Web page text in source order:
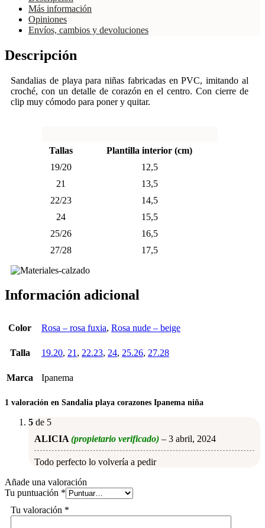
Más información
Opiniones
Envíos, cambios y devoluciones
Descripción
Sandalias de playa para niñas fabricadas en PVC, imitando al
croché, con un detalle de corazón en el centro. Con cierre de
clip muy cómodo para poner y quitar.
Tallas
Plantilla interior (cm)
19/20
12,5
21
13,5
22/23
14,5
24
15,5
25/26
16,5
27/28
17,5
Información adicional
Color Rosa – rosa fuxia, Rosa nude – beige
Talla 19.20, 21 , 22.23, 24, 25.26, 27.28
Marca Ipanema
1 valoración en Sandalia playa corazones Ipanema niña
5 de 5
ALICIA (propietario verificado) – 3 abril, 2024
Todo perfecto lo volvería a pedir
Añade una valoración
Tu puntuación *
Tu valoración *